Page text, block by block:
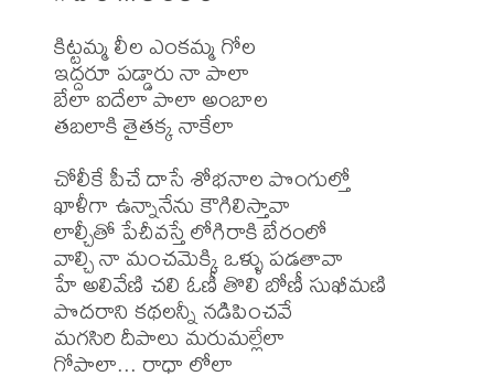
కిట్టమ్మ లీల ఎంకమ్మ గోల
ఇద్దరూ పడ్డారు నా పాలా
బేలా ఐదేలా పాలా అంబాల
తబలాకి తైతక్క నాకేలా
చోలీకే పీచే దాసే శోభనాల పొంగుల్తో
ఖాళీగా ఉన్నానేను కౌగిలిస్తావా
లాల్చీతో పేచీవస్తే లోగిరాకి బేరంలో
వాల్చి నా మంచమెక్కి ఒళ్ళు పడతావా
హే అలివేణి చలి ఓణీ తొలి బోణీ సుఖీమణి
పొదరాని కథలన్నీ నడిపించవే
మగసిరి దీపాలు మరుమల్లేలా
గోపాలా... రాధా లోలా